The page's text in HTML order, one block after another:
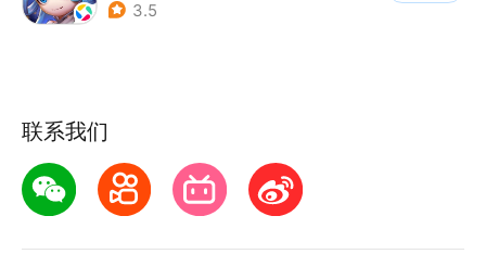
| 横版过关
3.5
联系我们